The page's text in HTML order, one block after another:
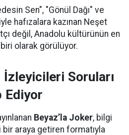
Sen", "Gönül Dağı" ve
hafızalara kazınan Neşet
değil, Anadolu kültürünün en
biri olarak görülüyor.
İzleyicileri Soruları
Ediyor
Beyaz’la Joker, bilgi
bir araya getiren formatıyla